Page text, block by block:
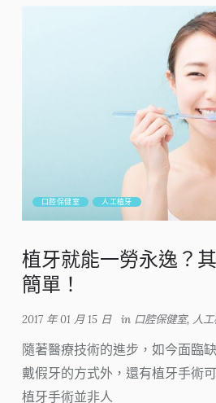
口腔保健室 人工植牙
植牙就能一勞永逸？
簡單！
2017 年 01 月 15 日 in 口腔保健室, 人
隨著醫療技術的進步，如今面臨
戴假牙的方式外，還有植牙手術
植牙手術並非人